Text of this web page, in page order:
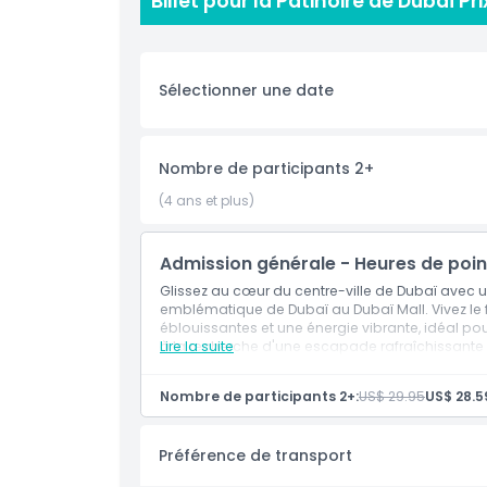
également en un lieu dynamique pour les
tournois de l'Emirates Hockey League.
parfait pour les familles, les touristes et les
Que vous glissiez sur la glace ou profitiez de
moments inoubliables dans l'un des lieux les
Points forts
Inclus
Sélectionner une date
Nombre de participants 2+
(4 ans et plus)
Admission générale - Heures de
Glissez au cœur du centre-ville de Dubaï avec
emblématique de Dubaï au Dubaï Mall. Vivez
éblouissantes et une énergie vibrante, idéal
à la recherche d'une escapade
Lire la suite
Nombre de participants 2+:US$ 29.95US$
Préférence de transport